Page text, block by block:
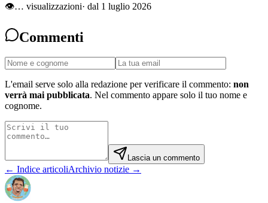
👁… visualizzazioni· dal 1 luglio 2026
Commenti
L'email serve solo alla redazione per verificare il commento: non
verrà mai pubblicata. Nel commento appare solo il tuo nome e
cognome.
Lascia un commento
← Indice articoliArchivio notizie →